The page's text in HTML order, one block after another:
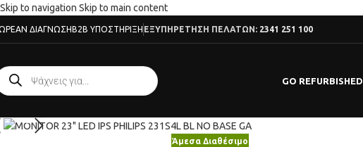
Skip to navigation Skip to main content
ΔΙΆΓΝΩΣΗB2B ΥΠΟΣΤΉΡΙΞΗ ΕΞΥΠΗΡΕΤΗΣΗ ΠΕΛΑΤΩΝ: 2341 251 100
GO REFURBISHED
Άμεσα Διαθέσιμο